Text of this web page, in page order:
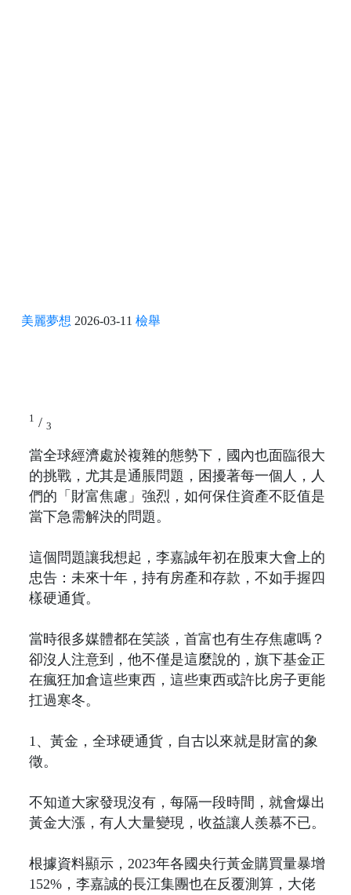
美麗夢想 2026-03-11 檢舉
1 / 3
當全球經濟處於複雜的態勢下，國內也面臨很大
的挑戰，尤其是通脹問題，困擾著每一個人，人
們的「財富焦慮」強烈，如何保住資產不貶值是
當下急需解決的問題。
這個問題讓我想起，李嘉誠年初在股東大會上的
忠告：未來十年，持有房產和存款，不如手握四
樣硬通貨。
當時很多媒體都在笑談，首富也有生存焦慮嗎？
卻沒人注意到，他不僅是這麼說的，旗下基金正
在瘋狂加倉這些東西，這些東西或許比房子更能
扛過寒冬。
1、黃金，全球硬通貨，自古以來就是財富的象
徵。
不知道大家發現沒有，每隔一段時間，就會爆出
黃金大漲，有人大量變現，收益讓人羨慕不已。
根據資料顯示，2023年各國央行黃金購買量暴增
152%，李嘉誠的長江集團也在反覆測算，大佬